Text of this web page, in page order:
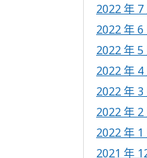
2022 年 7
2022 年 6
2022 年 5
2022 年 4
2022 年 3
2022 年 2
2022 年 1
2021 年